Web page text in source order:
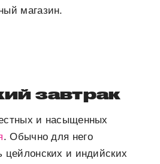
магазин.
завтрак
и насыщенных
. Обычно для него
цейлонских и индийских